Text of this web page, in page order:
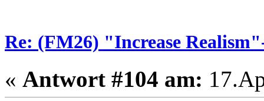
Re: (FM26) "Increase
« Antwort #104 am: